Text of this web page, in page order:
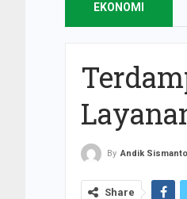
EKONOMI
By Andik Sismanto
Share